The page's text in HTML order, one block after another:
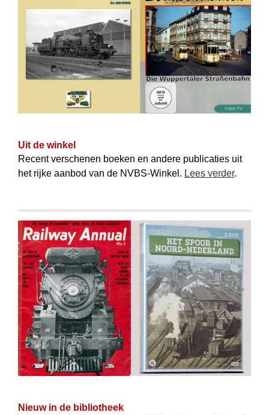
Uit de winkel
Recent verschenen boeken en andere publicaties uit
het rijke aanbod van de NVBS-Winkel. Lees verder.
Nieuw in de bibliotheek